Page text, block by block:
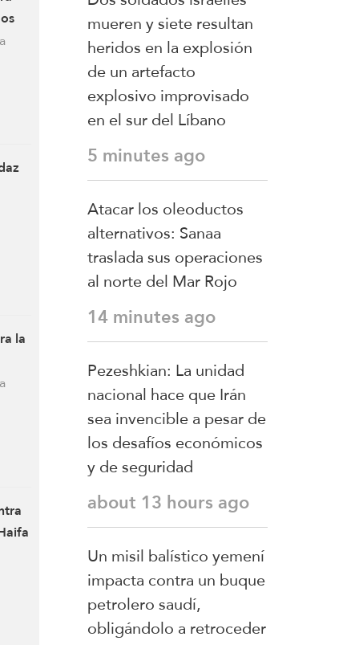
la
compromisos
mueren y siete resultan
heridos en la explosión
de un artefacto
explosivo improvisado
en el sur del Líbano
5 minutes ago
Atacar los oleoductos
alternativos: Sanaa
traslada sus operaciones
al norte del Mar Rojo
14 minutes ago
Pezeshkian: La unidad
nacional hace que Irán
sea invencible a pesar de
los desafíos económicos
y de seguridad
about 13 hours ago
Un misil balístico yemení
impacta contra un buque
petrolero saudí,
obligándolo a retroceder